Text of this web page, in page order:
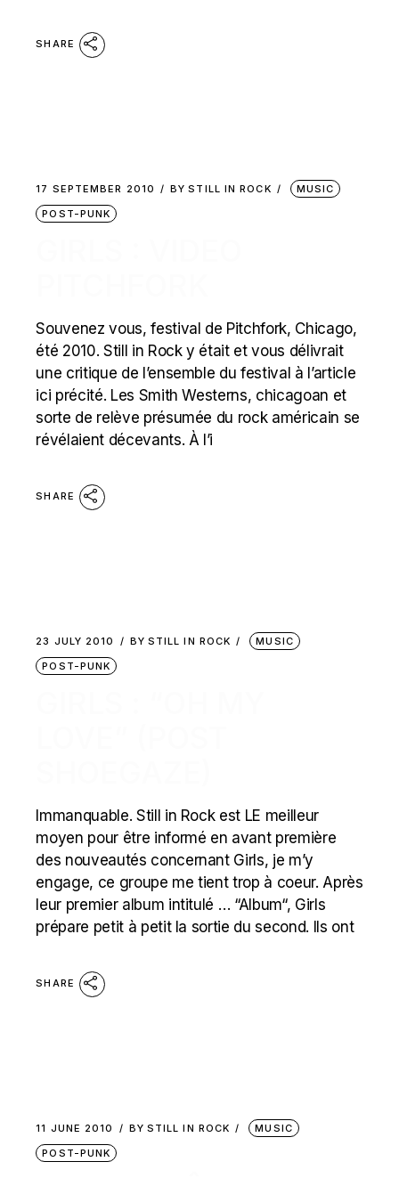
SHARE
17 SEPTEMBER 2010 BY STILL IN ROCK
MUSIC
POST-PUNK
Souvenez vous, festival de Pitchfork, Chicago,
été 2010. Still in Rock y était et vous délivrait
une critique de l’ensemble du festival à l’article
ici précité. Les Smith Westerns, chicagoan et
sorte de relève présumée du rock américain se
révélaient décevants. À l’i
SHARE
23 JULY 2010 BY STILL IN ROCK
MUSIC
POST-PUNK
Immanquable. Still in Rock est LE meilleur
moyen pour être informé en avant première
des nouveautés concernant Girls, je m’y
engage, ce groupe me tient trop à coeur. Après
leur premier album intitulé … “Album“, Girls
prépare petit à petit la sortie du second. Ils ont
SHARE
11 JUNE 2010 BY STILL IN ROCK
MUSIC
POST-PUNK